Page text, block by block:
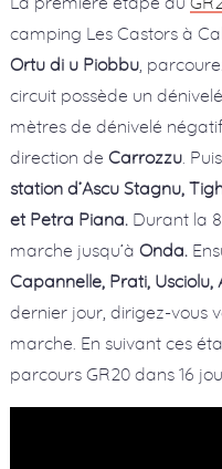
camping Les Castors à
Ortu di u Piobbu,
circuit possède un
mètres de dénivelé
direction de Carrozzu.
station d’Ascu Stagnu,
et Petra Piana. Durant la
marche jusqu’à Onda.
Capannelle, Prati,
dernier jour, dirigez-vous
marche. En suivant ces
parcours GR20 dans 16